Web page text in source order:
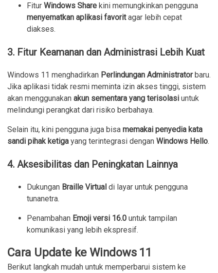
Fitur Windows Share kini memungkinkan pengguna
menyematkan aplikasi favoritagar lebih cepat
diakses.
3. Fitur Keamanan dan Administrasi Lebih Kuat
Windows 11 menghadirkan Perlindungan Administratorbaru.
Jika aplikasi tidak resmi meminta izin akses tinggi, sistem
akan menggunakan akun sementara yang terisolasi untuk
melindungi perangkat dari risiko berbahaya.
Selain itu, kini pengguna juga bisa memakai penyedia kata
sandi pihak ketiga yang terintegrasi dengan Windows Hello.
4. Aksesibilitas dan Peningkatan Lainnya
Dukungan Braille Virtual di layar untuk pengguna
tunanetra.
Penambahan Emoji versi 16.0 untuk tampilan
komunikasi yang lebih ekspresif.
Cara Update ke Windows 11
Berikut langkah mudah untuk memperbarui sistem ke